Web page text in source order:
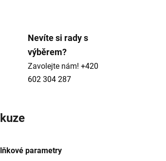
Nevíte si rady s
výběrem?
Zavolejte nám! +420
602 304 287
parametry